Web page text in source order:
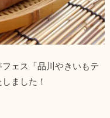
ェス「品川やきいもテ
ました！